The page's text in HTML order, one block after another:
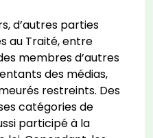
d’autres parties
au Traité, entre
membres d’autres
des médias,
restreints. Des
catégories de
participé à la